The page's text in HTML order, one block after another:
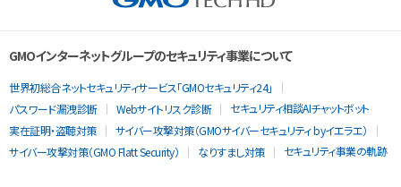
GMOインターネットグループのセキュリティ事業について
世界初総合ネットセキュリティサービス「GMOセキュリティ24」
パスワード漏洩診断
Webサイトリスク診断
セキュリティ相談AIチャットボット
実在証明・盗聴対策
サイバー攻撃対策（GMOサイバーセキュリティ byイエラエ）
サイバー攻撃対策（GMO Flatt Security）
なりすまし対策 セキュリティ事業の軌跡